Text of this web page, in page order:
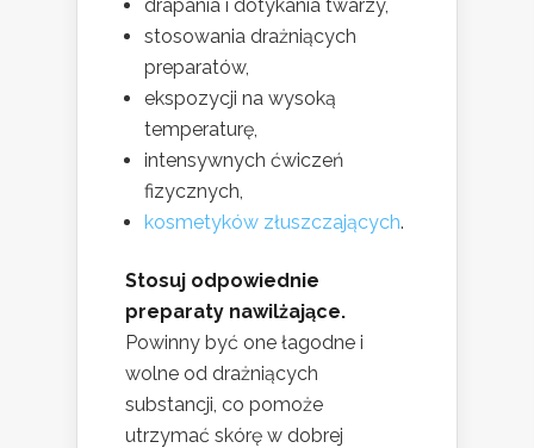
drapania i dotykania twarzy,
stosowania drażniących
preparatów,
ekspozycji na wysoką
temperaturę,
intensywnych ćwiczeń
fizycznych,
kosmetyków złuszczających.
Stosuj odpowiednie
preparaty nawilżające.
Powinny być one łagodne i
wolne od drażniących
substancji, co pomoże
utrzymać skórę w dobrej